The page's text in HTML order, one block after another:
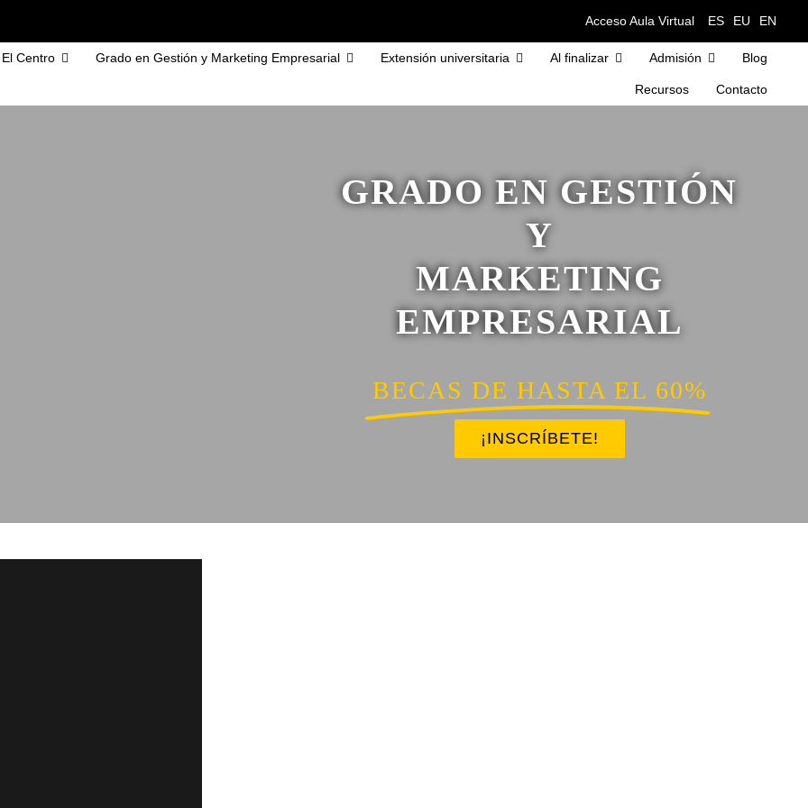
Acceso Aula Virtual ES EU EN
El Centro Grado en Gestión y Marketing Empresarial Extensión universitaria Al finalizar Admisión Blog
Recursos Contacto
GRADO EN GESTIÓN
Y
MARKETING
EMPRESARIAL
BECAS DE HASTA EL 60%
¡INSCRÍBETE!